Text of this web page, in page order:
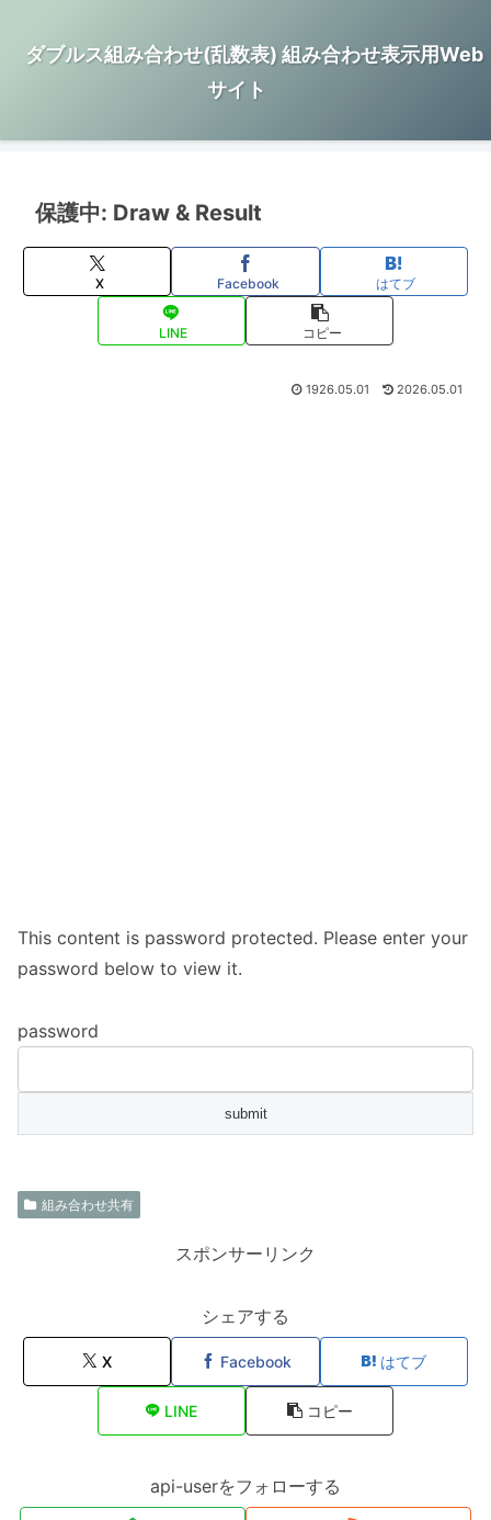
ダブルス組み合わせ(乱数表) 組み合わせ表示用Web
サイト
保護中: Draw & Result
X Facebook はてブ
LINE コピー
1926.05.01 2026.05.01
This content is password protected. Please enter your
password below to view it.
password
組み合わせ共有
スポンサーリンク
シェアする
X Facebook はてブ
LINE コピー
api-userをフォローする